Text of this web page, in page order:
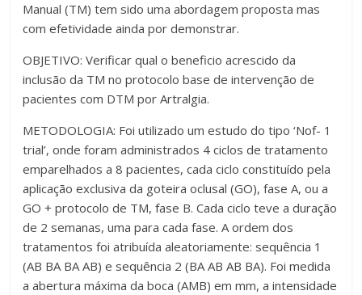
Manual (TM) tem sido uma abordagem proposta mas
com efetividade ainda por demonstrar.
OBJETIVO: Verificar qual o beneficio acrescido da
inclusão da TM no protocolo base de intervenção de
pacientes com DTM por Artralgia.
METODOLOGIA: Foi utilizado um estudo do tipo ‘Nof- 1
trial’, onde foram administrados 4 ciclos de tratamento
emparelhados a 8 pacientes, cada ciclo constituído pela
aplicação exclusiva da goteira oclusal (GO), fase A, ou a
GO + protocolo de TM, fase B. Cada ciclo teve a duração
de 2 semanas, uma para cada fase. A ordem dos
tratamentos foi atribuída aleatoriamente: sequência 1
(AB BA BA AB) e sequência 2 (BA AB AB BA). Foi medida
a abertura máxima da boca (AMB) em mm, a intensidade